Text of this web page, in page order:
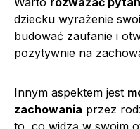
dziecku wyrażenie
budować zaufanie i
pozytywnie na
Innym aspektem jest
zachowania przez
to, co widzą w swoim